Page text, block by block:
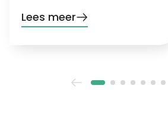
heeft!
Lees meer